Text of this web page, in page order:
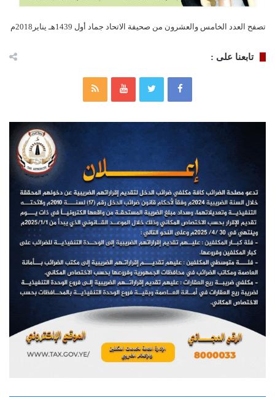
تصفح العدد الخامس والعشرون من صحيفة الاتحاد جماد أول 1439هـ يناير2018م
تابعنا على :